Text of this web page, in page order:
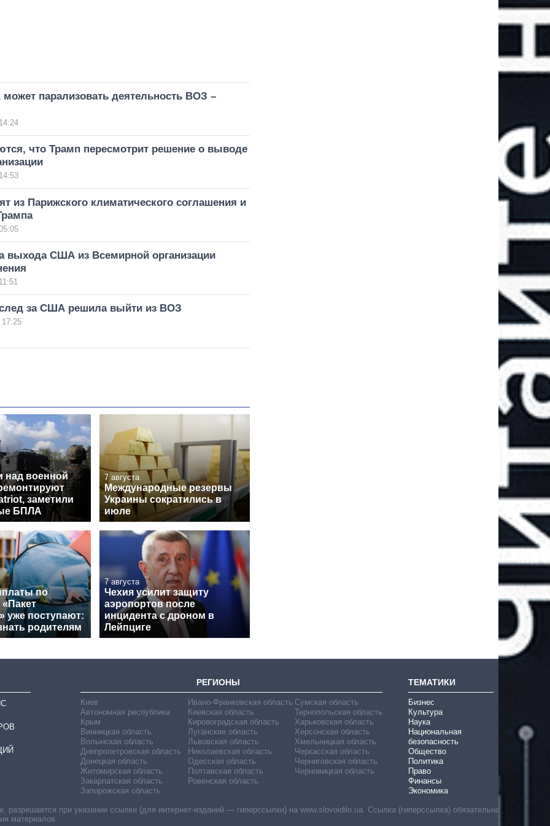
парализовать деятельность ВОЗ –
что Трамп пересмотрит решение о выводе
из Парижского климатического соглашения и
выхода США из Всемирной организации
за США решила выйти из ВОЗ
над военной
заметили
БПЛА
7 августа
Международные резервы
Украины сократились в
июле
по
уже поступают:
родителям
7 августа
Чехия усилит защиту
аэропортов после
инцидента с дроном в
Лейпциге
РЕГИОНЫ
Киев
Автономная республика
Крым
Винницкая область
Волынская область
Днепропетровская область
Донецкая область
Житомирская область
Закарпатская область
Запорожская область
Ивано-Франковская область
Киевская область
Кировоградская область
Луганская область
Львовская область
Николаевская область
Одесская область
Полтавская область
Ровенская область
Сумская область
Тернопольская область
Харьковская область
Херсонская область
Хмельницкая область
Черкасская область
Черниговская область
Черновицкая область
ТЕМАТИКИ
Бизнес
Культура
Наука
Национальная
безопасность
Общество
Политика
Право
Финансы
Экономика
при указании ссылки (для интернет-изданий — гиперссылки) на www.slovoidilo.ua. Ссылка (гиперссылка) обязательна
материалов.